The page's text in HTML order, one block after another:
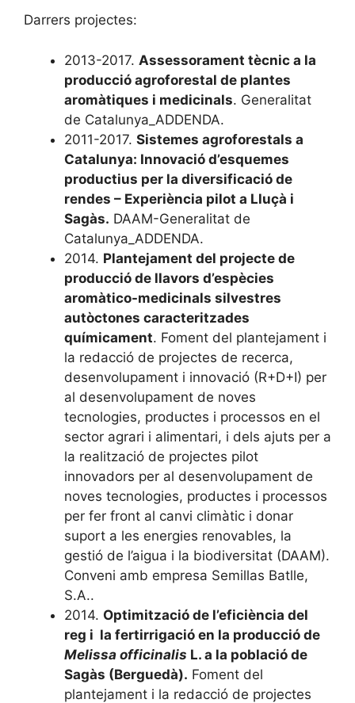
Darrers projectes:
2013-2017. Assessorament tècnic a la
producció agroforestal de plantes
aromàtiques i medicinals. Generalitat
de Catalunya_ADDENDA.
2011-2017. Sistemes agroforestals a
Catalunya: Innovació d’esquemes
productius per la diversificació de
rendes – Experiència pilot a Lluçà i
Sagàs. DAAM-Generalitat de
Catalunya_ADDENDA.
2014. Plantejament del projecte de
producció de llavors d’espècies
aromàtico-medicinals silvestres
autòctones caracteritzades
químicament. Foment del plantejament i
la redacció de projectes de recerca,
desenvolupament i innovació (R+D+I) per
al desenvolupament de noves
tecnologies, productes i processos en el
sector agrari i alimentari, i dels ajuts per a
la realització de projectes pilot
innovadors per al desenvolupament de
noves tecnologies, productes i processos
per fer front al canvi climàtic i donar
suport a les energies renovables, la
gestió de l’aigua i la biodiversitat (DAAM).
Conveni amb empresa Semillas Batlle,
S.A..
2014. Optimització de l’eficiència del
reg i la fertirrigació en la producció de
Melissa officinalis L. a la població de
Sagàs (Berguedà). Foment del
plantejament i la redacció de projectes